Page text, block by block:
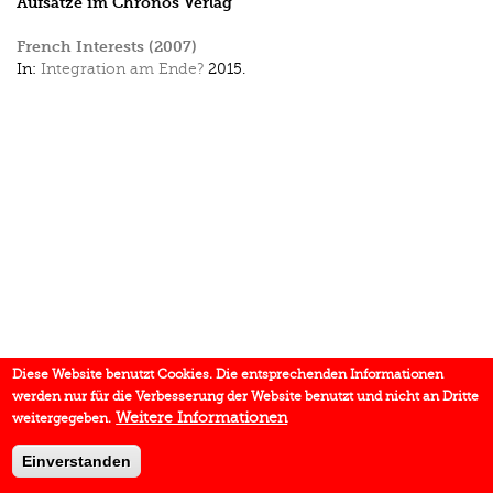
French Interests (2007)
In: Integration am Ende? 2015.
Diese Website benutzt Cookies. Die entsprechenden Informationen
werden nur für die Verbesserung der Website benutzt und nicht an Dritte
weitergegeben. Weitere Informationen
Einverstanden